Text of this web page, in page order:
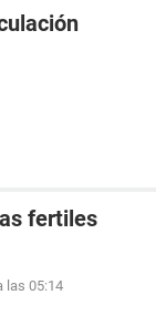
fertiles
las 05:14